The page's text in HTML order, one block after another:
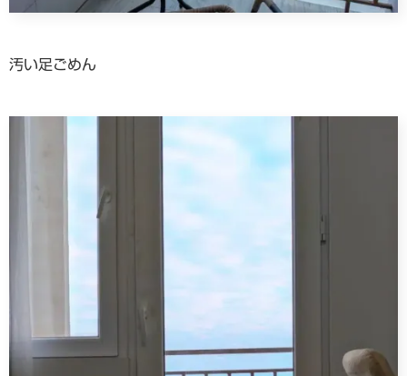
汚い足ごめん